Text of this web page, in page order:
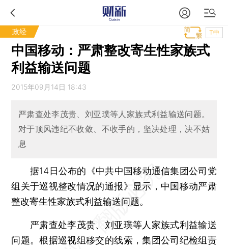
政经 T中
中国移动：严肃整改寄生性家族式
利益输送问题
2015年09月14日 18:43
严肃查处李茂贵、刘亚璞等人家族式利益输送问题。
对于顶风违纪不收敛、不收手的，坚决处理，决不姑
息
据14日公布的《中共中国移动通信集团公司党
组关于巡视整改情况的通报》显示，中国移动严肃
整改寄生性家族式利益输送问题。
严肃查处李茂贵、刘亚璞等人家族式利益输送
问题。根据巡视组移交的线索，集团公司纪检组责